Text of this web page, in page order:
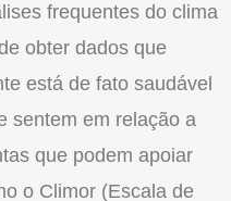
frequentes do clima
obter dados que
está de fato saudável
sentem em relação a
que podem apoiar
o Climor (Escala de